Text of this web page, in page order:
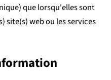
que lorsqu'elles sont
site(s) web ou les services